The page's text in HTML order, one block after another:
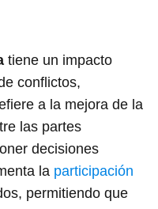
tiene un impacto
conflictos,
a la mejora de la
las partes
decisiones
la participación
permitiendo que